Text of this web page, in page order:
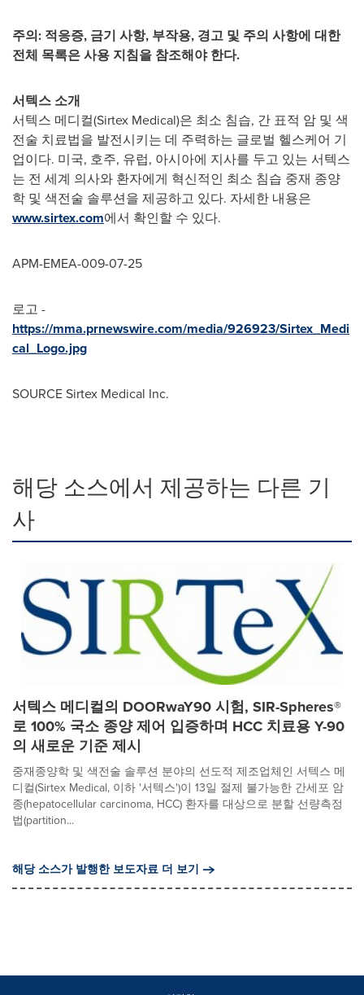
주의: 적응증, 금기 사항, 부작용, 경고 및 주의 사항에 대한
전체 목록은 사용 지침을 참조해야 한다.
서텍스 소개
서텍스 메디컬(Sirtex Medical)은 최소 침습, 간 표적 암 및 색
전술 치료법을 발전시키는 데 주력하는 글로벌 헬스케어 기
업이다. 미국, 호주, 유럽, 아시아에 지사를 두고 있는 서텍스
는 전 세계 의사와 환자에게 혁신적인 최소 침습 중재 종양
학 및 색전술 솔루션을 제공하고 있다. 자세한 내용은
www.sirtex.com에서 확인할 수 있다.
APM-EMEA-009-07-25
로고 -
https://mma.prnewswire.com/media/926923/Sirtex_Medi
cal_Logo.jpg
SOURCE Sirtex Medical Inc.
해당 소스에서 제공하는 다른 기
사
서텍스 메디컬의 DOORwaY90 시험, SIR-Spheres®
로 100% 국소 종양 제어 입증하며 HCC 치료용 Y-90
의 새로운 기준 제시
중재종양학 및 색전술 솔루션 분야의 선도적 제조업체인 서텍스 메
디컬(Sirtex Medical, 이하 '서텍스')이 13일 절제 불가능한 간세포 암
종(hepatocellular carcinoma, HCC) 환자를 대상으로 분할 선량측정
법(partition...
해당 소스가 발행한 보도자료 더 보기